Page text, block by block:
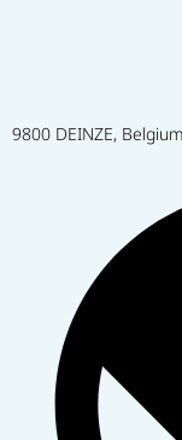
9800 DEINZE, Belgium